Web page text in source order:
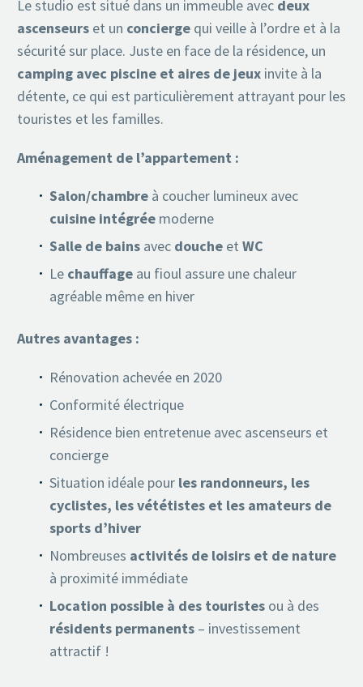
Le studio est situé dans un immeuble avec deux
ascenseurs et un concierge qui veille à l’ordre et à la
sécurité sur place. Juste en face de la résidence, un
camping avec piscine et aires de jeux invite à la
détente, ce qui est particulièrement attrayant pour les
touristes et les familles.
Aménagement de l’appartement :
Salon/chambre à coucher lumineux avec
cuisine intégrée moderne
Salle de bains avec douche et WC
Le chauffage au fioul assure une chaleur
agréable même en hiver
Autres avantages :
Rénovation achevée en 2020
Conformité électrique
Résidence bien entretenue avec ascenseurs et
concierge
Situation idéale pour les randonneurs, les
cyclistes, les vététistes et les amateurs de
sports d’hiver
Nombreuses activités de loisirs et de nature
à proximité immédiate
Location possible à des touristes ou à des
résidents permanents – investissement
attractif !